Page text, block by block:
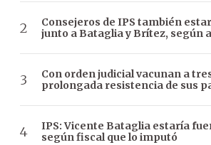
Consejeros de IPS también
junto a Bataglia y Brítez, según
Con orden judicial vacunan a
prolongada resistencia de sus
IPS: Vicente Bataglia estaría
según fiscal que lo imputó